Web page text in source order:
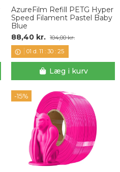
AzureFilm Refill PETG Hyper
Speed Filament Pastel Baby
Blue
88,40 kr. 104,00 kr.
01 d. 11 :30 :24
Læg i kurv
-15%